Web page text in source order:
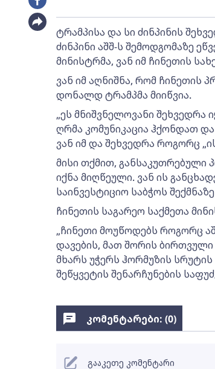
ტრამპისა და სი ძინპინის
ძინპინი აშშ-ს შემოდგომაზე
მინისტრმა, ვან იმ ჩინეთის
ვან იმ აღნიშნა, რომ ჩინეთის
დონალდ ტრამპმა მიიწვია.
„ეს მნიშვნელოვანი
ღრმა კომუნიკაცია ჰქონდათ და
ვან იმ და შეხვედრა როგორც
მისი თქმით, განსაკუთრებული
იქნა მიღწეული. ვან ის
საინვესტიციო საბჭოს
ჩინეთის საგარეო საქმეთა
„ჩინეთი მოუწოდებს როგორც
დავების, მათ შორის ბირთვული
მხარს უჭერს ჰორმუზის
შეწყვეტის შენარჩუნების
კომენტარები: (0)
გააკეთე კომენტარი